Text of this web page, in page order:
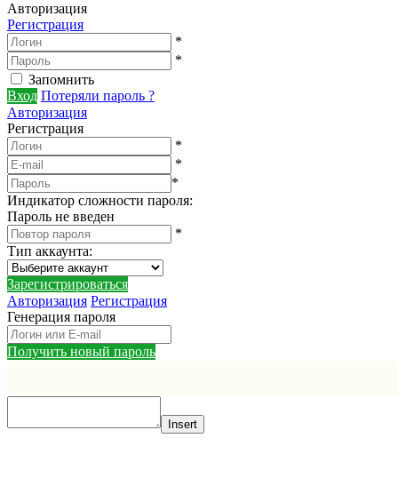
Авторизация
Регистрация
*
*
Запомнить
Вход Потеряли пароль ?
Авторизация
Регистрация
*
*
*
Индикатор сложности пароля:
Пароль не введен
*
Тип аккаунта:
Зарегистрироваться
Авторизация Регистрация
Генерация пароля
Получить новый пароль
Insert